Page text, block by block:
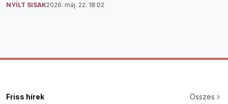
NYÍLT SISAK2026. máj. 22. 18:02
Friss hírek Összes